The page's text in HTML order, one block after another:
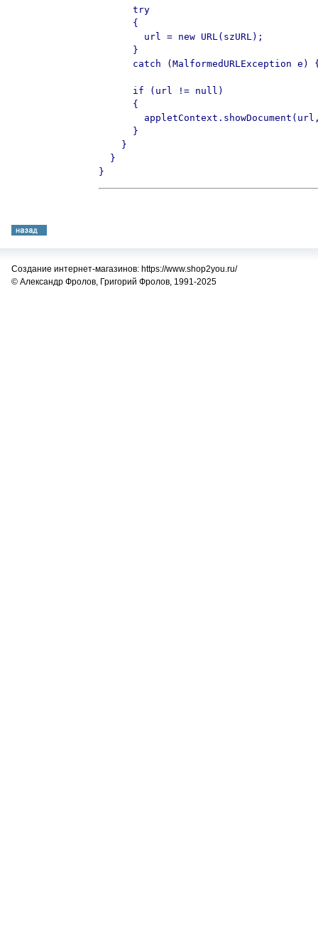
      try
      {
        url = new URL(szURL);
      }
catch (MalformedURLException e)
      if (url != null)
      {
      }
    }
  }
}
Создание интернет-магазинов: https://www.shop2you.ru/
© Александр Фролов, Григорий Фролов, 1991-2025